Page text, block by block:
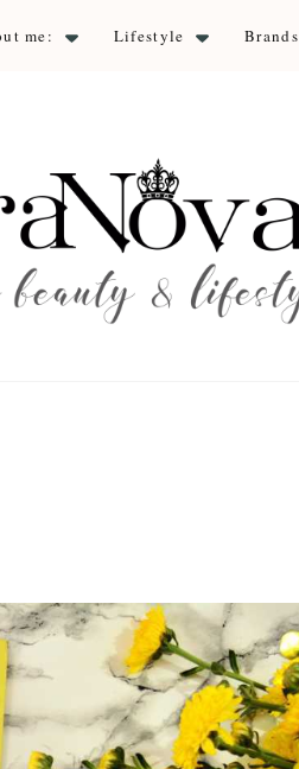
me: Lifestyle Brands